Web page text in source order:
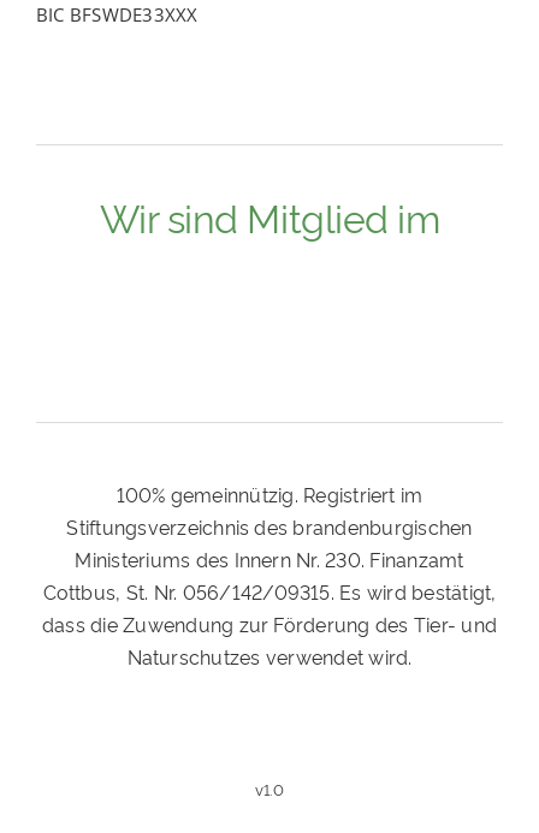
BIC BFSWDE33XXX
Wir sind Mitglied im
100% gemeinnützig. Registriert im
Stiftungsverzeichnis des brandenburgischen
Ministeriums des Innern Nr. 230. Finanzamt
Cottbus, St. Nr. 056/142/09315. Es wird bestätigt,
dass die Zuwendung zur Förderung des Tier- und
Naturschutzes verwendet wird.
v1.0